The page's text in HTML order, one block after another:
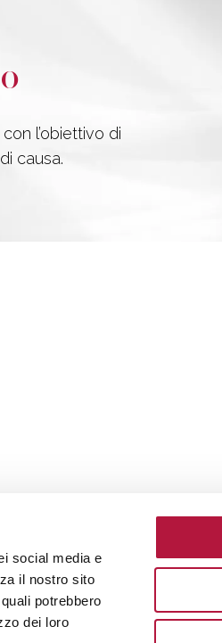
social media e
il nostro sito
potrebbero
dei loro
l’obiettivo di
causa.